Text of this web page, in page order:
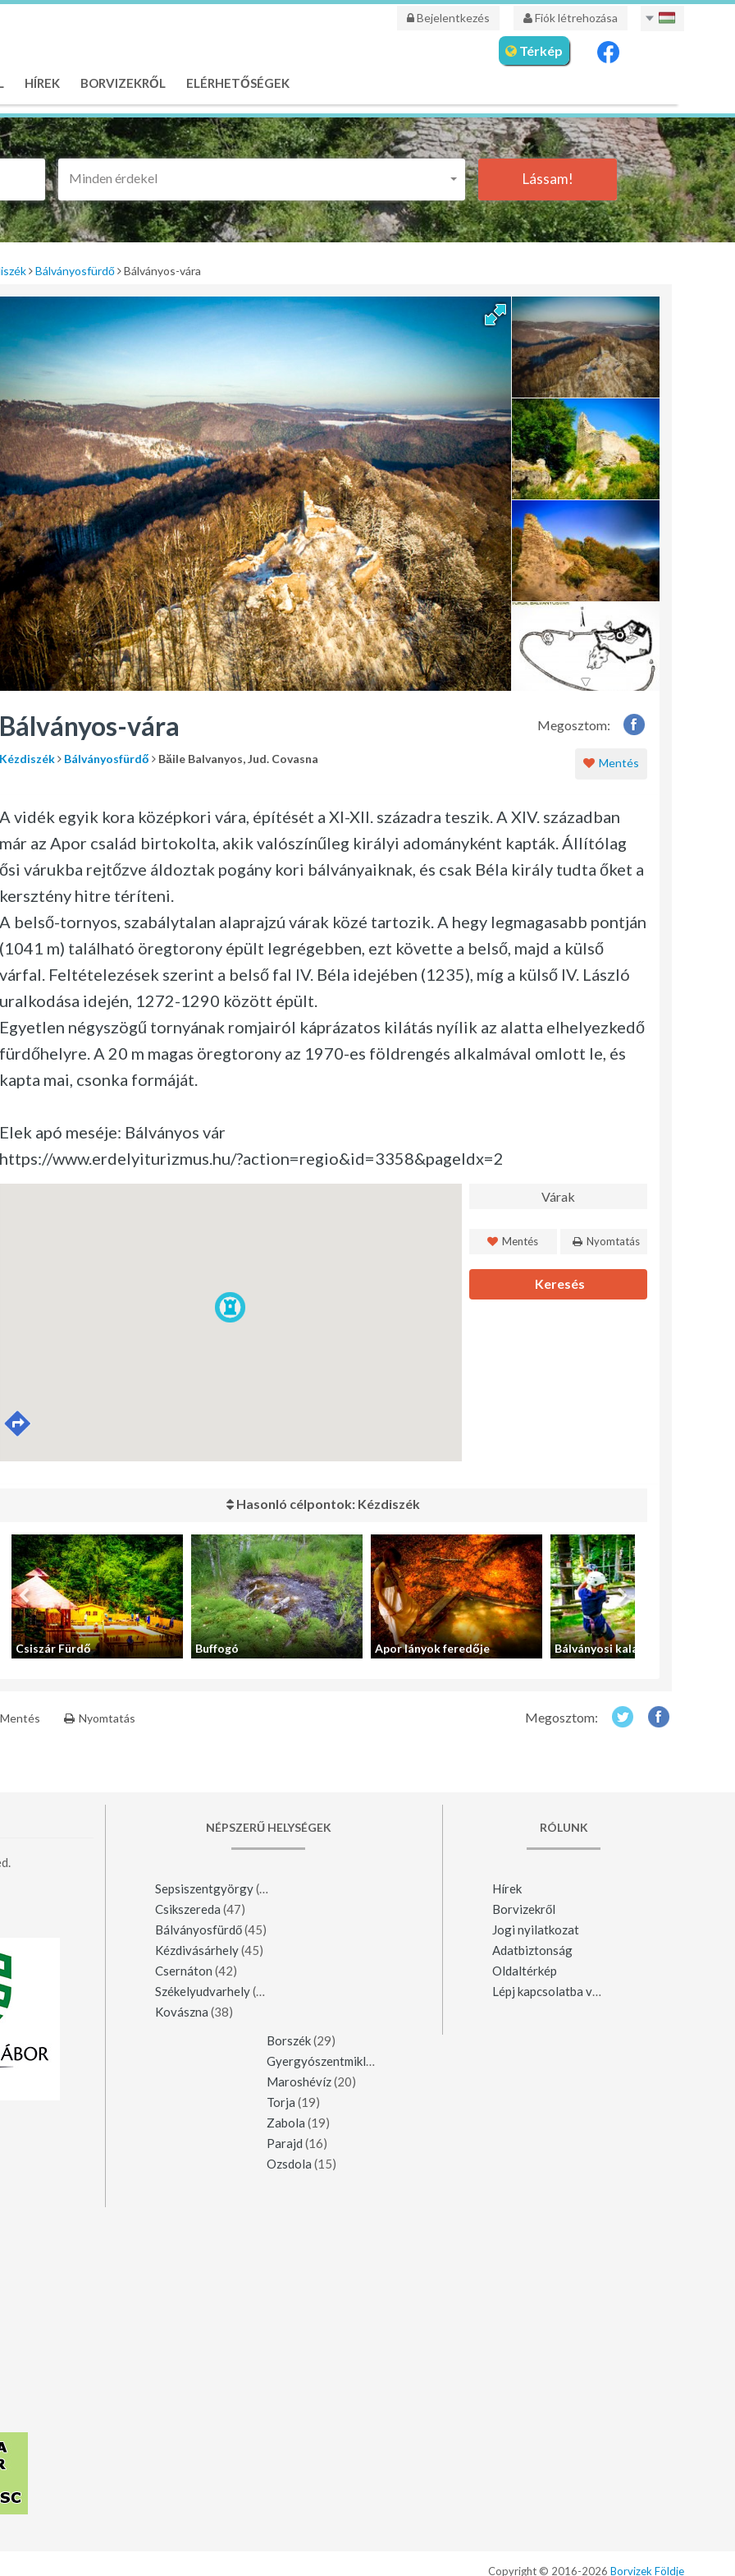
Bejelentkezés Fiók létrehozása
HÍREK BORVIZEKRŐL ELÉRHETŐSÉGEK
Térkép
Minden érdekel Lássam!
Bálványosfürdő Bálványos-vára
Megosztom:
Bálványos-vára
Kézdiszék Bálványosfürdő Băile Balvanyos, Jud. Covasna Mentés
A vidék egyik kora középkori vára, építését a XI-XII. századra teszik. A XIV. században
már az Apor család birtokolta, akik valószínűleg királyi adományként kapták. Állítólag
ősi várukba rejtőzve áldoztak pogány kori bálványaiknak, és csak Béla király tudta őket a
kersztény hitre téríteni.
A belső-tornyos, szabálytalan alaprajzú várak közé tartozik. A hegy legmagasabb pontján
(1041 m) található öregtorony épült legrégebben, ezt követte a belső, majd a külső
várfal. Feltételezések szerint a belső fal IV. Béla idejében (1235), míg a külső IV. László
uralkodása idején, 1272-1290 között épült.
Egyetlen négyszögű tornyának romjairól káprázatos kilátás nyílik az alatta elhelyezkedő
fürdőhelyre. A 20 m magas öregtorony az 1970-es földrengés alkalmával omlott le, és
kapta mai, csonka formáját.
Elek apó meséje: Bálványos vár
https://www.erdelyiturizmus.hu/?action=regio&id=3358&pageIdx=2
Várak
Mentés Nyomtatás
Keresés
Hasonló célpontok: Kézdiszék
Csiszár Fürdő Buffogó Apor lányok feredője Bálványosi kalandpark
Mentés Nyomtatás Megosztom:
NÉPSZERŰ HELYSÉGEK
Sepsiszentgyörgy(123)
Csikszereda (47)
Bálványosfürdő(45)
Kézdivásárhely(45)
Csernáton (42)
Székelyudvarhely(42)
Kovászna (38)
Borszék(29)
Gyergyószentmiklós
Maroshévíz(20)
Torja (19)
Zabola (19)
Parajd (16)
Ozsdola (15)
RÓLUNK
Hírek
Borvizekről
Jogi nyilatkozat
Adatbiztonság
Oldaltérkép
Lépj kapcsolatba velünk
Copyright © 2016-2026 Borvizek Földje